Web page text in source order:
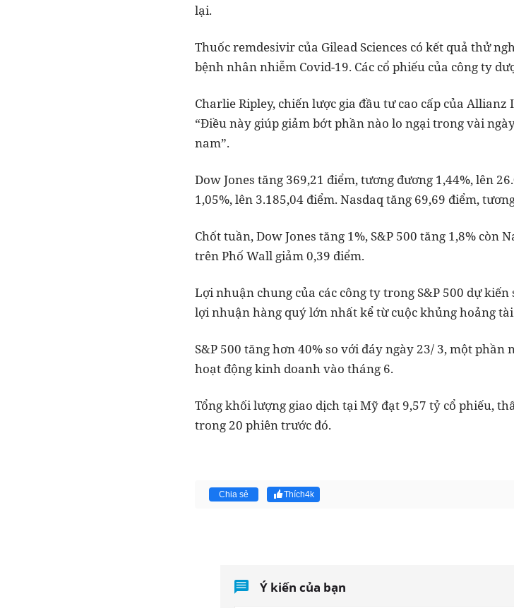
lại.
Thuốc remdesivir của Gilead Sciences có kết quả thử
bệnh nhân nhiễm Covid-19. Các cổ phiếu của công ty
Charlie Ripley, chiến lược gia đầu tư cao cấp của
“Điều này giúp giảm bớt phần nào lo ngại trong vài
nam”.
Dow Jones tăng 369,21 điểm, tương đương 1,44%, lên
1,05%, lên 3.185,04 điểm. Nasdaq tăng 69,69 điểm,
Chốt tuần, Dow Jones tăng 1%, S&P 500 tăng 1,8% còn
trên Phố Wall giảm 0,39 điểm.
Lợi nhuận chung của các công ty trong S&P 500 dự
lợi nhuận hàng quý lớn nhất kể từ cuộc khủng hoảng
S&P 500 tăng hơn 40% so với đáy ngày 23/ 3, một
hoạt động kinh doanh vào tháng 6.
Tổng khối lượng giao dịch tại Mỹ đạt 9,57 tỷ cổ phiếu,
trong 20 phiên trước đó.
Chia sẻ Thích4k
Ý kiến của bạn